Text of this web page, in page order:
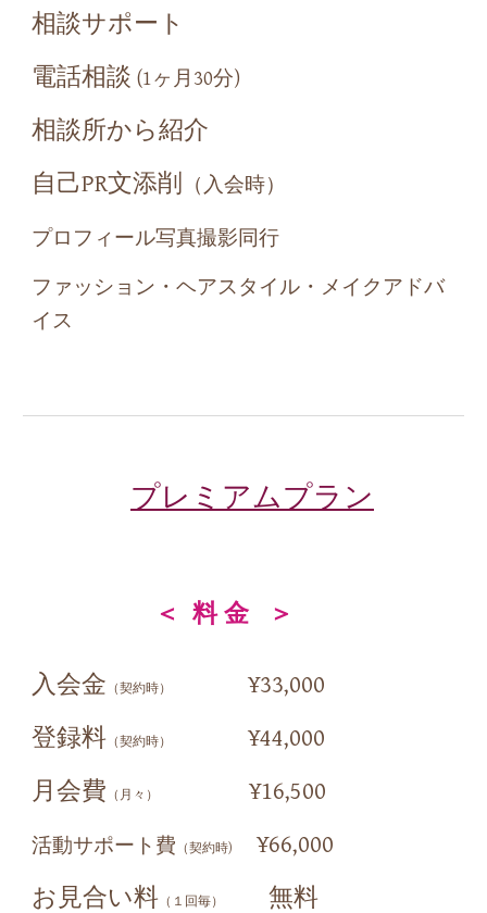
相談サポート
電話相談 (1ヶ月30分)
相談所から紹介
自己PR文添削
（入会時）
プロフィール写真撮影同行
ファッション・ヘアスタイル・メイクアドバ
イス
プレミアムプラン
＜ 料 金 ＞
入会金 （契約時）
¥33,000
登録料 （契約時） ¥44,000
月会費
（月々） ¥16,500
活動サポート費 （契約時) ¥66,000
お見合い料 （１回毎）
無料